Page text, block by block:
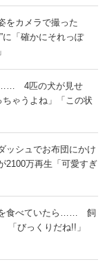
をカメラで撮った
「確かにそれっぽ
…… 4匹の犬が見せ
ちゃうよね」「この状
ッシュでお布団にかけ
万再生「可愛すぎ
を食べていたら…… 飼
「びっくりだね!!」